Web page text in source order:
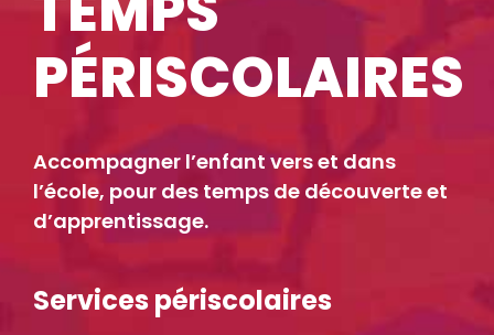
PÉRISCOLAIRES
Accompagner l’enfant vers et dans
l’école, pour des temps de découverte et
d’apprentissage.
Services périscolaires